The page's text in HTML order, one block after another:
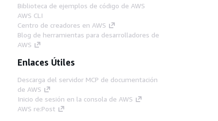
Biblioteca de ejemplos de código de AWS
AWS CLI
Centro de creadores en AWS
Blog de herramientas para desarrolladores de
AWS
Enlaces Útiles
Descarga del servidor MCP de documentación
de AWS
Inicio de sesión en la consola de AWS
AWS re:Post